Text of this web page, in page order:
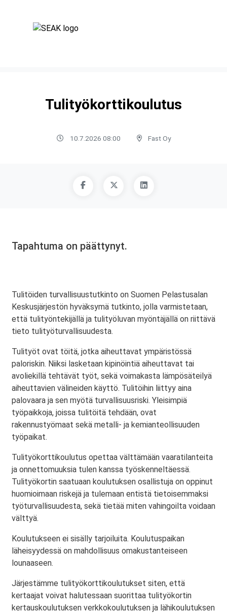
Tulityökorttikoulutus
10.7.2026 08:00 Fast Oy
Tapahtuma on päättynyt.
Tulitöiden turvallisuustutkinto on Suomen Pelastusalan
Keskusjärjestön hyväksymä tutkinto, jolla varmistetaan,
että tulityöntekijällä ja tulityöluvan myöntäjällä on riittävä
tieto tulityöturvallisuudesta.
Tulityöt ovat töitä, jotka aiheuttavat ympäristössä
paloriskin. Niiksi lasketaan kipinöintiä aiheuttavat tai
avoliekillä tehtävät työt, sekä voimakasta lämpösäteilyä
aiheuttavien välineiden käyttö. Tulitöihin liittyy aina
palovaara ja sen myötä turvallisuusriski. Yleisimpiä
työpaikkoja, joissa tulitöitä tehdään, ovat
rakennustyömaat sekä metalli- ja kemianteollisuuden
työpaikat.
Tulityökorttikoulutus opettaa välttämään vaaratilanteita
ja onnettomuuksia tulen kanssa työskenneltäessä.
Tulityökortin saatuaan koulutuksen osallistuja on oppinut
huomioimaan riskejä ja tulemaan entistä tietoisemmaksi
työturvallisuudesta, sekä tietää miten vahingoilta voidaan
välttyä.
Koulutukseen ei sisälly tarjoiluita. Koulutuspaikan
läheisyydessä on mahdollisuus omakustanteiseen
lounaaseen.
Järjestämme tulityökorttikoulutukset siten, että
kertaajat voivat halutessaan suorittaa tulityökortin
kertauskoulutuksen verkkokoulutuksen ja lähikoulutuksen